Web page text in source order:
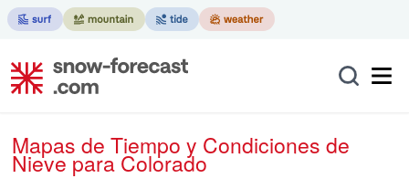
Mapas de Tiempo y Condiciones de
Nievepara Colorado